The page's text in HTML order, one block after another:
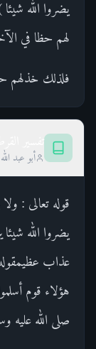
يضروا الله
لهم حظا في
فلذلك خذلهم
أبو عبد
قوله تعالى :
يضروا الله
عذاب عظيمقوله
هؤلاء قوم
صلى الله عليه